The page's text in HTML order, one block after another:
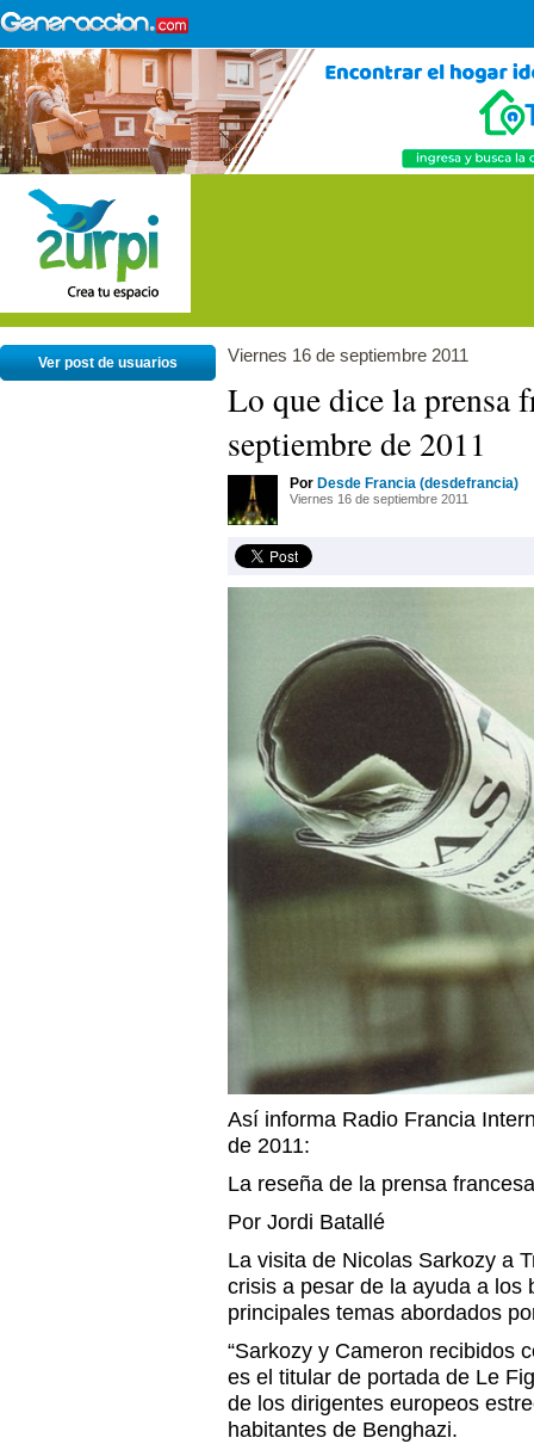
Ver post de usuarios Viernes 16 de septiembre 2011
Lo que dice la prensa
septiembre de 2011
Por Desde Francia (desdefrancia)
Viernes 16 de septiembre 2011
Así informa Radio Francia
de 2011:
La reseña de la prensa
Por Jordi Batallé
La visita de Nicolas Sarkozy a
crisis a pesar de la ayuda a los
principales temas abordados
“Sarkozy y Cameron recibidos
es el titular de portada de Le
de los dirigentes europeos
habitantes de Benghazi.